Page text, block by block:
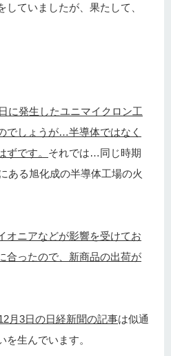
ていましたが、果たして、
に発生したユニマイクロン工
でしょうが…半導体ではなく
ずです。 それでは…同じ時期
ある旭化成の半導体工場の火
オニアなどが影響を受けてお
合ったので、新商品の出荷が
月3日の日経新聞の記事は似通
を生んでいます。